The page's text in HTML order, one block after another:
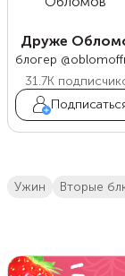
Друже
31.7K
ужин вторые